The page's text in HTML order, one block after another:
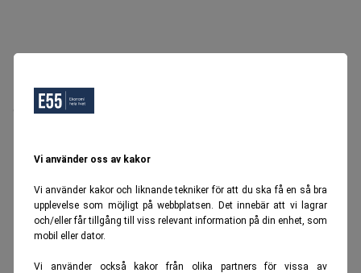
Vi använder oss av kakor
Vi använder kakor och liknande tekniker för att du ska få en så bra
upplevelse som möjligt på webbplatsen. Det innebär att vi lagrar
och/eller får tillgång till viss relevant information på din enhet, som
mobil eller dator.
Vi använder också kakor från olika partners för vissa av
Oops, Ett fel inträffade.